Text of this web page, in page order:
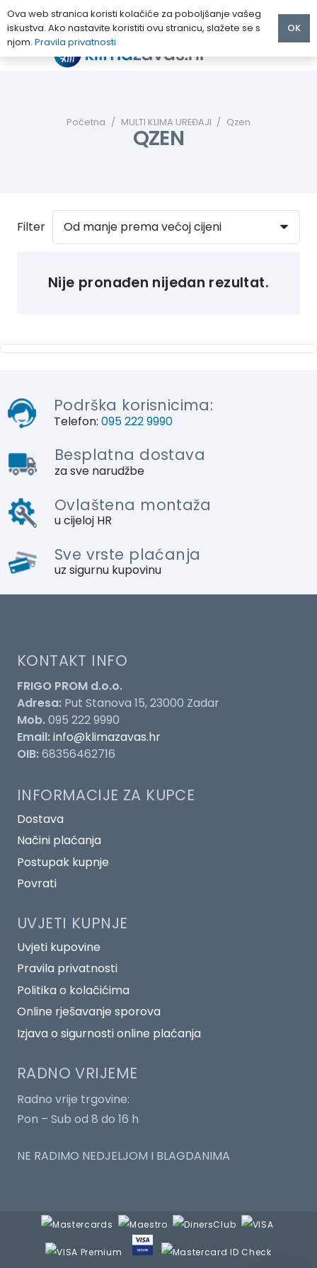
Početna / MULTI KLIMA UREĐAJI / Qzen
QZEN
Filter
Nije pronađen nijedan rezultat.
Podrška korisnicima:
Telefon: 095 222 9990
Besplatna dostava
za sve narudžbe
Ovlaštena montaža
u cijeloj HR
Sve vrste plaćanja
uz sigurnu kupovinu
KONTAKT INFO
FRIGO PROM d.o.o.
Adresa: Put Stanova 15, 23000 Zadar
Mob.095 222 9990
Email:info@klimazavas.hr
OIB:68356462716
INFORMACIJE ZA KUPCE
Dostava
Načini plaćanja
Postupak kupnje
Povrati
UVJETI KUPNJE
Uvjeti kupovine
Pravila privatnosti
Politika o kolačićima
Online rješavanje sporova
Izjava o sigurnosti online plaćanja
RADNO VRIJEME
Radno vrije trgovine:
Pon – Sub od 8 do 16 h
NE RADIMO NEDJELJOM I BLAGDANIMA
Ova web stranica koristi kolačiće za poboljšanje vašeg
iskustva. Ako nastavite koristiti ovu stranicu, slažete se s
njom. Pravila privatnosti
OK